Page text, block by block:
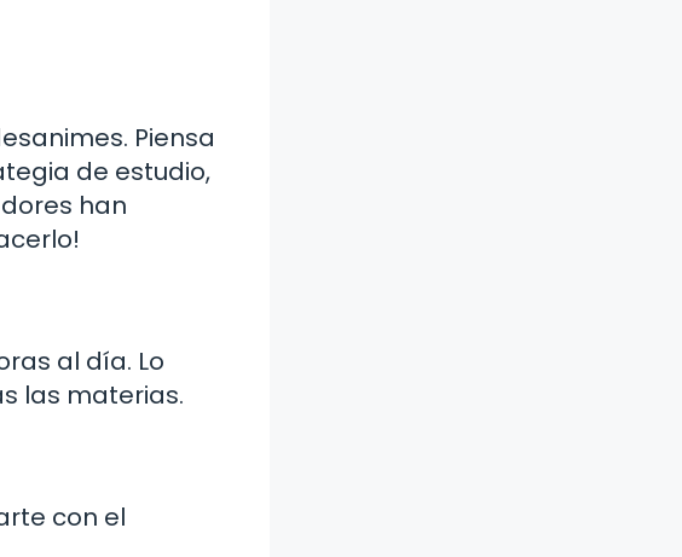
Piensa
de estudio,
han
al día. Lo
las materias.
con el